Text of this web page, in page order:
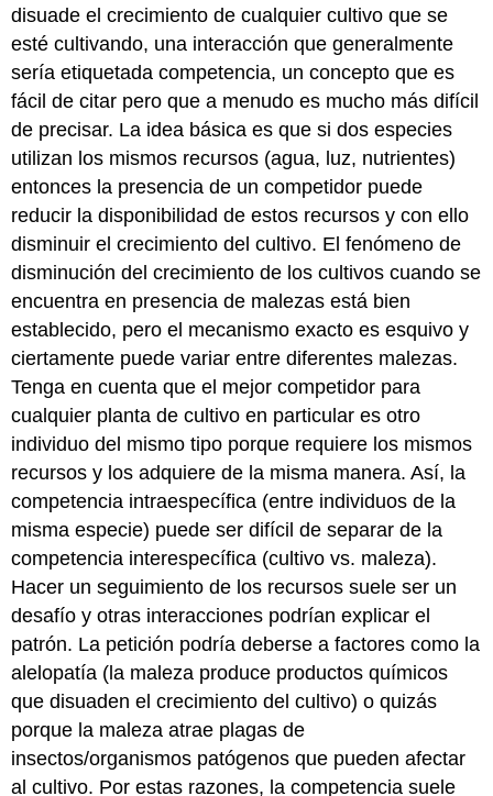
disuade el crecimiento de cualquier cultivo que se
esté cultivando, una interacción que generalmente
sería etiquetada competencia, un concepto que es
fácil de citar pero que a menudo es mucho más difícil
de precisar. La idea básica es que si dos especies
utilizan los mismos recursos (agua, luz, nutrientes)
entonces la presencia de un competidor puede
reducir la disponibilidad de estos recursos y con ello
disminuir el crecimiento del cultivo. El fenómeno de
disminución del crecimiento de los cultivos cuando se
encuentra en presencia de malezas está bien
establecido, pero el mecanismo exacto es esquivo y
ciertamente puede variar entre diferentes malezas.
Tenga en cuenta que el mejor competidor para
cualquier planta de cultivo en particular es otro
individuo del mismo tipo porque requiere los mismos
recursos y los adquiere de la misma manera. Así, la
competencia intraespecífica (entre individuos de la
misma especie) puede ser difícil de separar de la
competencia interespecífica (cultivo vs. maleza).
Hacer un seguimiento de los recursos suele ser un
desafío y otras interacciones podrían explicar el
patrón. La petición podría deberse a factores como la
alelopatía (la maleza produce productos químicos
que disuaden el crecimiento del cultivo) o quizás
porque la maleza atrae plagas de
insectos/organismos patógenos que pueden afectar
al cultivo. Por estas razones, la competencia suele